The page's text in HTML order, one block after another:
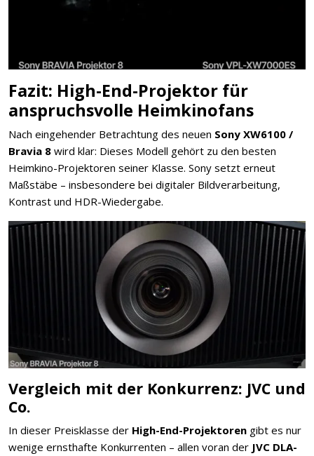
Fazit: High-End-Projektor für
anspruchsvolle Heimkinofans
Nach eingehender Betrachtung des neuen Sony XW6100 /
Bravia 8 wird klar: Dieses Modell gehört zu den besten
Heimkino-Projektoren seiner Klasse. Sony setzt erneut
Maßstäbe – insbesondere bei digitaler Bildverarbeitung,
Kontrast und HDR-Wiedergabe.
Vergleich mit der Konkurrenz: JVC und
Co.
In dieser Preisklasse der High-End-Projektoren gibt es nur
wenige ernsthafte Konkurrenten – allen voran der JVC DLA-